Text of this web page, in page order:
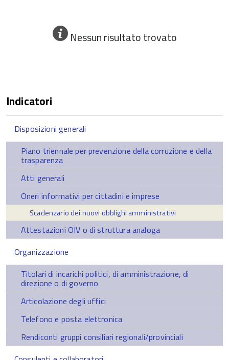
Nessun risultato trovato
Indicatori
Disposizioni generali
Piano triennale per prevenzione della corruzione e della
trasparenza
Atti generali
Oneri informativi per cittadini e imprese
Scadenzario dei nuovi obblighi amministrativi
Attestazioni OIV o di struttura analoga
Organizzazione
Titolari di incarichi politici, di amministrazione, di
direzione o di governo
Articolazione degli uffici
Telefono e posta elettronica
Rendiconti gruppi consiliari regionali/provinciali